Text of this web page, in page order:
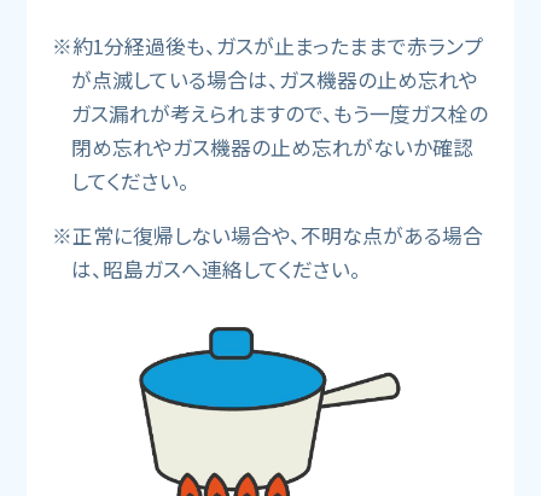
※約1分経過後も、ガスが止まったままで赤ランプ
が点滅している場合は、ガス機器の止め忘れや
ガス漏れが考えられますので、もう一度ガス栓の
閉め忘れやガス機器の止め忘れがないか確認
してください。
※正常に復帰しない場合や、不明な点がある場合
は、昭島ガスへ連絡してください。